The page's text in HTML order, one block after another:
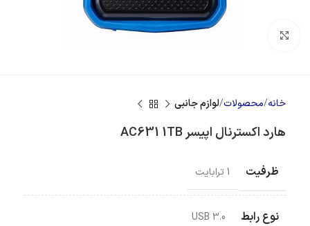
خانه محصولات لوازم جانبی
هارد اکسترنال اپیسر AC631 1TB
ظرفیت 1 ترابایت
نوع رابط USB 3.0